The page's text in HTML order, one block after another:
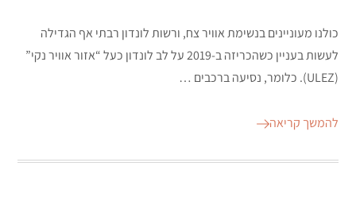
כולנו מעוניינים בנשימת אוויר צח, ורשות לונדון רבתי אף הגדילה
לעשות בעניין כשהכריזה ב-2019 על לב לונדון כעל “אזור אוויר נקי”
(ULEZ). כלומר, נסיעה ברכבים …
להמשך קריאה